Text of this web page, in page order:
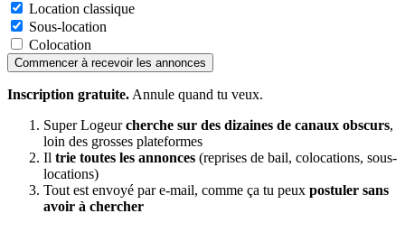
Location classique
Sous-location
Colocation
Commencer à recevoir les annonces
Inscription gratuite. Annule quand tu veux.
Super Logeurcherche sur des dizaines de canaux obscurs,
loin des grosses plateformes
Il trie toutes les annonces (reprises de bail, colocations, sous-
locations)
Tout est envoyé par e-mail, comme ça tu peux postuler sans
avoir à chercher